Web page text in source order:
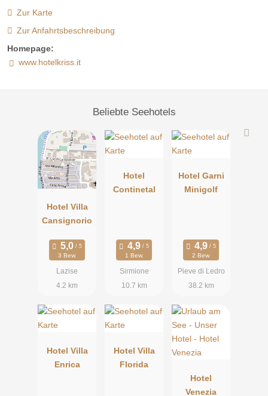
Zur Karte
Zur Anfahrtsbeschreibung
Homepage:
www.hotelkriss.it
Beliebte Seehotels
Hotel Villa
Cansignorio
3 Bew.
Lazise
4.2 km
Hotel
Continetal
1 Bew.
Sirmione
10.7 km
Hotel Garni
Minigolf
2 Bew.
Pieve di Ledro
38.2 km
Hotel Villa
Enrica
Hotel Villa
Florida
Hotel
Venezia